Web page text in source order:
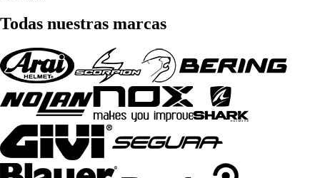
Todas nuestras marcas